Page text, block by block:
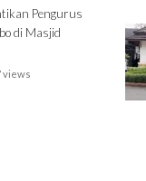
Pengurus
di Masjid
views